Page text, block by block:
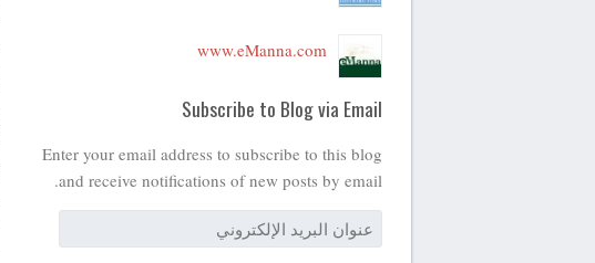
www.eManna.com
Subscribe to Blog via Email
Enter your email address to subscribe to this blog
and receive notifications of new posts by email.
عنوان
البريد